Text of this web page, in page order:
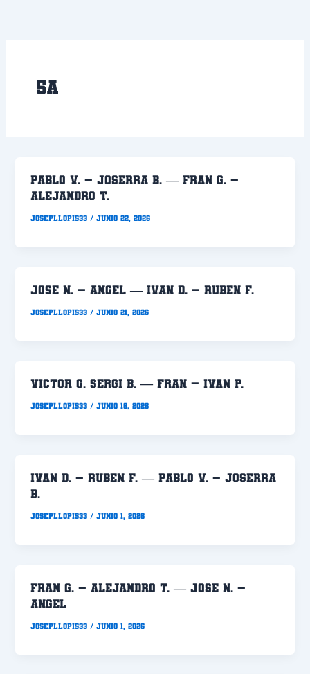
5a
PABLO V. – JOSERRA B. — FRAN G. –
ALEJANDRO T.
Josepllopis33 /junio 22, 2026
JOSE N. – ANGEL — IVAN D. – RUBEN F.
Josepllopis33 /junio 21, 2026
VICTOR G. SERGI B. — FRAN – IVAN P.
Josepllopis33 /junio 16, 2026
IVAN D. – RUBEN F. — PABLO V. – JOSERRA
B.
Josepllopis33 /junio 1, 2026
FRAN G. – ALEJANDRO T. — JOSE N. –
ANGEL
Josepllopis33 /junio 1, 2026